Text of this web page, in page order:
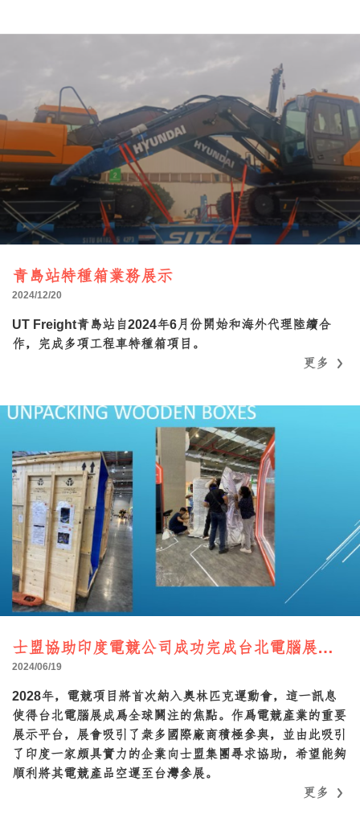
青島站特種箱業務展示
2024/12/20
UT Freight青島站自2024年6月份開始和海外代理陸續合
作，完成多項工程車特種箱項目。
更多
更多
士盟協助印度電競公司成功完成台北電腦展佈展運輸
2024/06/19
2028年，電競項目將首次納入奧林匹克運動會，這一訊息
使得台北電腦展成爲全球關注的焦點。作爲電競產業的重要
展示平台，展會吸引了衆多國際廠商積極參與，並由此吸引
了印度一家頗具實力的企業向士盟集團尋求協助，希望能夠
順利將其電競產品空運至台灣參展。
更多
更多